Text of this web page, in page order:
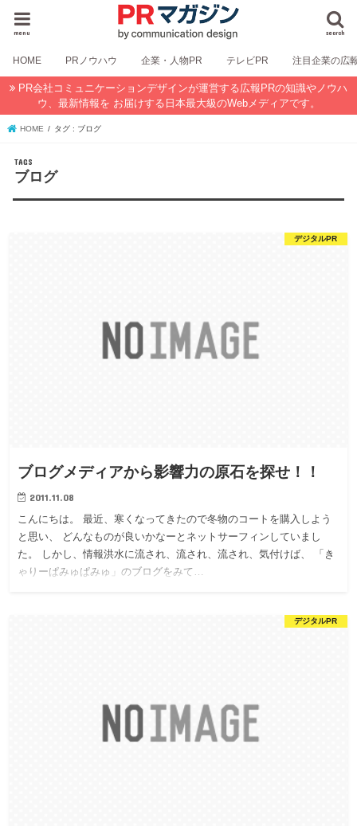
search
menu
HOME PRノウハウ 企業・人物PR テレビPR 注目企業の広
PR会社コミュニケーションデザインが運営する広報PRの知識やノウハ
ウ、最新情報を お届けする日本最大級のWebメディアです。
HOME タグ : ブログ
ブログ
デジタルPR
ブログメディアから影響力の原石を探せ！！
2011.11.08
こんにちは。 最近、寒くなってきたので冬物のコートを購入しよう
と思い、 どんなものが良いかなーとネットサーフィンしていまし
た。 しかし、情報洪水に流され、流され、流され、気付けば、 「き
ゃりーぱみゅぱみゅ」のブログをみて…
デジタルPR